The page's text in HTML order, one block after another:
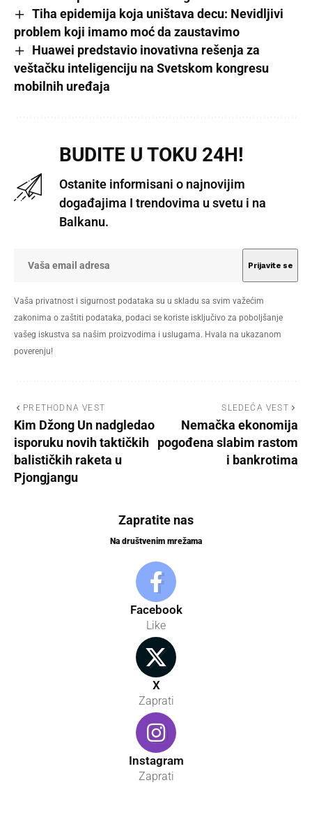
Tiha epidemija koja uništava decu: Nevidljivi
problem koji imamo moć da zaustavimo
Huawei predstavio inovativna rešenja za
veštačku inteligenciju na Svetskom kongresu
mobilnih uređaja
BUDITE U TOKU 24H!
Ostanite informisani o najnovijim
događajima I trendovima u svetu i na
Balkanu.
Vaša privatnost i sigurnost podataka su u skladu sa svim važećim
zakonima o zaštiti podataka, podaci se koriste isključivo za poboljšanje
vašeg iskustva sa našim proizvodima i uslugama. Hvala na ukazanom
poverenju!
PRETHODNA VEST
Kim Džong Un nadgledao
isporuku novih taktičkih
balističkih raketa u
Pjongjangu
SLEDEĆA VEST
Nemačka ekonomija
pogođena slabim rastom
i bankrotima
Zapratite nas
Na društvenim mrežama
Facebook
Like
X
Zaprati
Instagram
Zaprati